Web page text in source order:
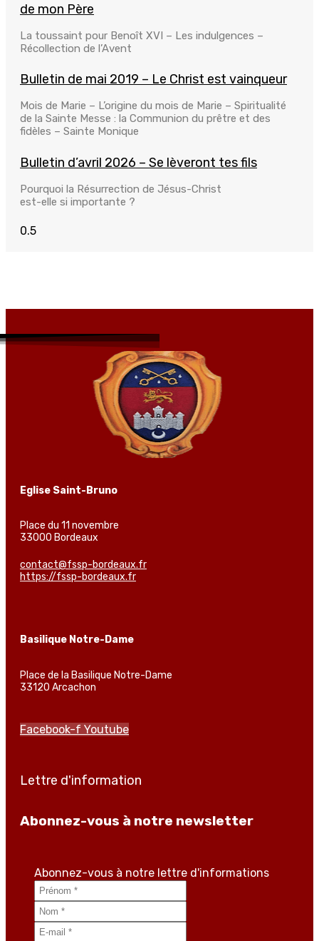
de mon Père
La toussaint pour Benoît XVI – Les indulgences –
Récollection de l’Avent
Bulletin de mai 2019 – Le Christ est vainqueur
Mois de Marie – L’origine du mois de Marie – Spiritualité
de la Sainte Messe : la Communion du prêtre et des
fidèles – Sainte Monique
Bulletin d’avril 2026 – Se lèveront tes fils
Pourquoi la Résurrection de Jésus-Christ
est-elle si importante ?
Eglise Saint-Bruno
Place du 11 novembre
33000 Bordeaux
contact@fssp-bordeaux.fr
https://fssp-bordeaux.fr
Basilique Notre-Dame
Place de la Basilique Notre-Dame
33120 Arcachon
Facebook-f Youtube
Lettre d'information
Abonnez-vous à notre newsletter
Abonnez-vous à notre lettre d'informations